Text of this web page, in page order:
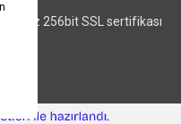
256bit SSL sertifikası
e-